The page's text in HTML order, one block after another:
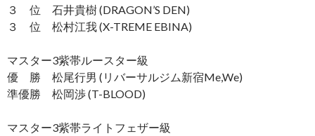
３ 位 石井貴樹 (DRAGON’S DEN)
３ 位 松村江我 (X-TREME EBINA)
マスター3紫帯ルースター級
優 勝 松尾行男 (リバーサルジム新宿Me,We)
準優勝 松岡渉 (T-BLOOD)
マスター3紫帯ライトフェザー級